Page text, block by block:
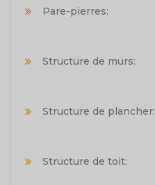
Pare-pierres:
Structure de murs:
Structure de plancher:
Structure de toit: